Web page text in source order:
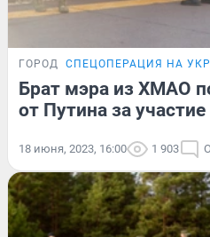
ГОРОД СПЕЦОПЕРАЦИЯ НА
Брат мэра из ХМАО
от Путина за
18 июня, 2023, 16:00 1 903